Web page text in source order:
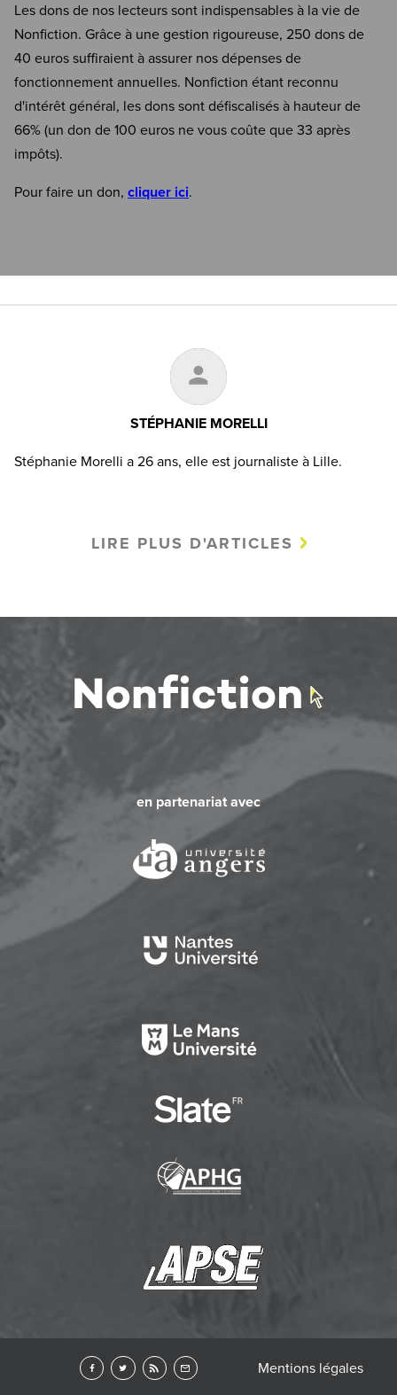
Les dons de nos lecteurs sont indispensables à la vie de
Nonfiction. Grâce à une gestion rigoureuse, 250 dons de
40 euros suffiraient à assurer nos dépenses de
fonctionnement annuelles. Nonfiction étant reconnu
d'intérêt général, les dons sont défiscalisés à hauteur de
66% (un don de 100 euros ne vous coûte que 33 après
impôts).
Pour faire un don, cliquer ici.
STÉPHANIE MORELLI
Stéphanie Morelli a 26 ans, elle est journaliste à Lille.
LIRE PLUS D'ARTICLES
en partenariat avec
Mentions légales